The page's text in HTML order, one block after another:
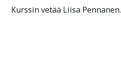
Kurssin vetää Liisa Pennanen.